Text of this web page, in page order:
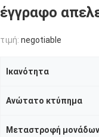
έγγραφο
τιμή: negotiable
Ικανότητα
Ανώτατο κτύπημα
Μεταστροφή μονάδων